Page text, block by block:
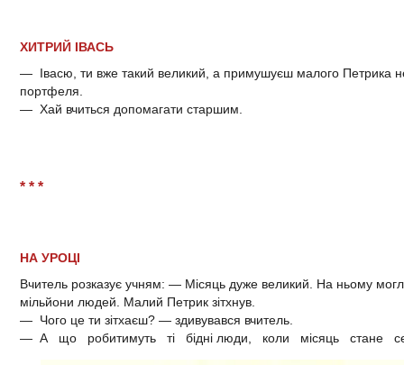
ХИТРИЙ ІВАСЬ
— Івасю, ти вже такий великий, а примушуєш малого Петрика
портфеля.
— Хай вчиться допомагати старшим.
* * *
НА УРОЦІ
Вчитель розказує учням: — Місяць дуже великий. На ньому
мільйони людей. Малий Петрик зітхнув.
— Чого це ти зітхаєш? — здивувався вчитель.
— А що робитимуть ті бідні люди, коли місяць стане